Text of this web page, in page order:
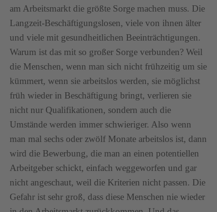
am Arbeitsmarkt die größte Sorge machen muss. Die
Langzeit-Beschäftigungslosen, viele von ihnen älter
und viele mit gesundheitlichen Beeinträchtigungen.
Warum ist das mit so großer Sorge verbunden? Weil
die Menschen, wenn man sich nicht frühzeitig um sie
kümmert, wenn sie arbeitslos werden, sie möglichst
früh wieder in Beschäftigung bringt, verlieren sie
nicht nur Qualifikationen, sondern auch die
Umstände werden immer schwieriger. Also wenn
man mal sechs oder zwölf Monate arbeitslos ist, dann
wird die Bewerbung, die man an einen potentiellen
Arbeitgeber schickt, einfach weggeworfen und gar
nicht angeschaut, weil die Kriterien nicht passen. Die
Gefahr ist sehr groß, dass diese Menschen nie wieder